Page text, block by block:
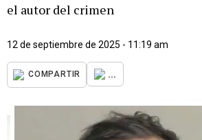
el autor del crimen
12 de septiembre de 2025 - 11:19 am
COMPARTIR ...